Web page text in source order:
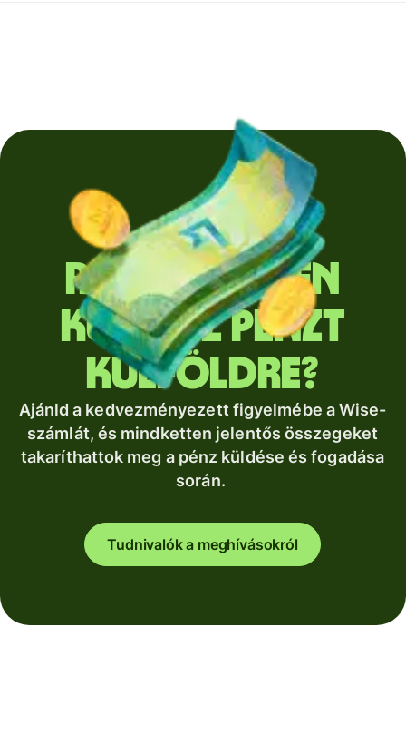
Rendszeresen
küldesz pénzt
külföldre?
Ajánld a kedvezményezett figyelmébe a Wise-
számlát, és mindketten jelentős összegeket
takaríthattok meg a pénz küldése és fogadása
során.
Tudnivalók a meghívásokról